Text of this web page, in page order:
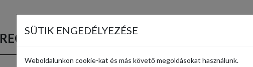
SÜTIK ENGEDÉLYEZÉSE
Weboldalunkon cookie-kat és más követő megoldásokat használunk.
RECEPTTÁR